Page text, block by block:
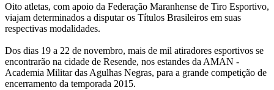
Oito atletas, com apoio da Federação Maranhense de Tiro Esportivo,
viajam determinados a disputar os Títulos Brasileiros em suas
respectivas modalidades.
Dos dias 19 a 22 de novembro, mais de mil atiradores esportivos se
encontrarão na cidade de Resende, nos estandes da AMAN -
Academia Militar das Agulhas Negras, para a grande competição de
encerramento da temporada 2015.